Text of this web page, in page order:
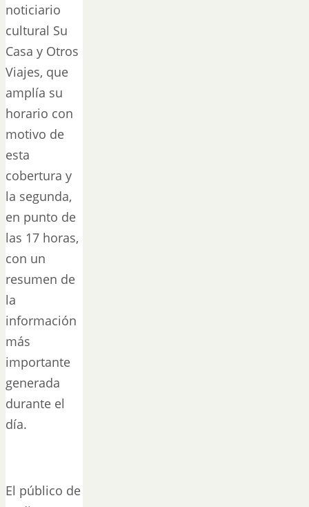
noticiario
cultural Su
Casa y Otros
Viajes, que
amplía su
horario con
motivo de
esta
cobertura y
la segunda,
en punto de
las 17 horas,
con un
resumen de
la
información
más
importante
generada
durante el
día.
El público de